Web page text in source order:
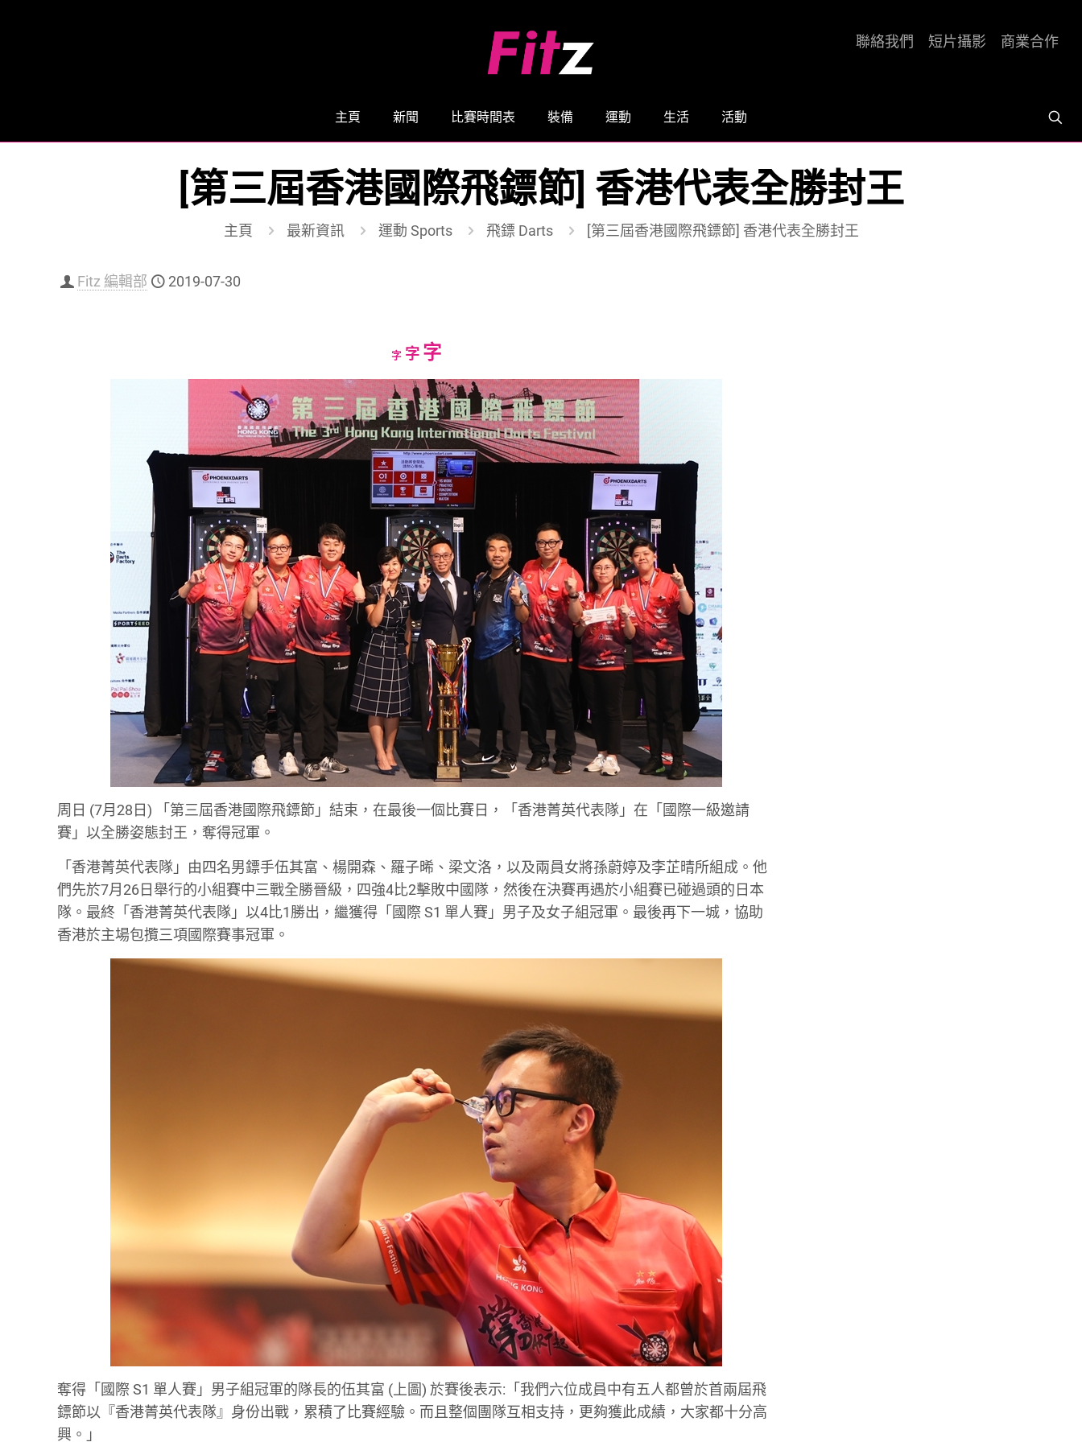
主頁 新聞 比賽時間表 裝備 運動 生活 活動
聯絡我們 短片攝影 商業合作
[第三屆香港國際飛鏢節] 香港代表全勝封王
主頁 最新資訊 運動 Sports 飛鏢 Darts [第三屆香港國際飛鏢節] 香港代表全勝封王
Fitz 編輯部 2019-07-30
字Decrease
size.
字Reset
size.
字Increase
font
size.
周日 (7月28日) 「第三屆香港國際飛鏢節」結束，在最後一個比賽日，「香港菁英代表隊」在「國際一級邀請
賽」以全勝姿態封王，奪得冠軍。
「香港菁英代表隊」由四名男鏢手伍其富、楊開森、羅子晞、梁文洛，以及兩員女將孫蔚婷及李芷晴所組成。他
們先於7月26日舉行的小組賽中三戰全勝晉級，四強4比2擊敗中國隊，然後在決賽再遇於小組賽已碰過頭的日本
隊。最終「香港菁英代表隊」以4比1勝出，繼獲得「國際 S1 單人賽」男子及女子組冠軍。最後再下一城，協助
香港於主場包攬三項國際賽事冠軍。
奪得「國際 S1 單人賽」男子組冠軍的隊長的伍其富 (上圖) 於賽後表示:「我們六位成員中有五人都曾於首兩屆飛
鏢節以『香港菁英代表隊』身份出戰，累積了比賽經驗。而且整個團隊互相支持，更夠獲此成績，大家都十分高
興。」